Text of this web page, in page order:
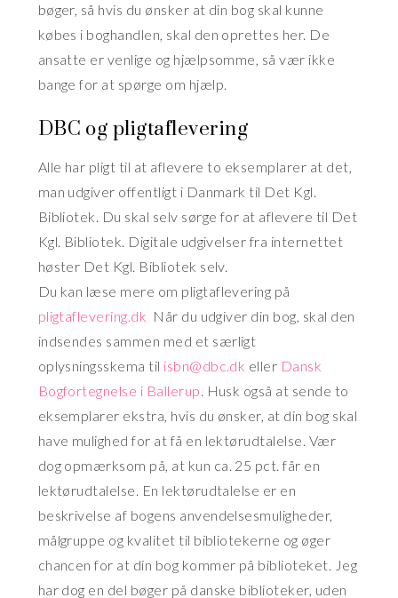
bøger, så hvis du ønsker at din bog skal kunne
købes i boghandlen, skal den oprettes her. De
ansatte er venlige og hjælpsomme, så vær ikke
bange for at spørge om hjælp.
DBC og pligtaflevering
Alle har pligt til at aflevere to eksemplarer at det,
man udgiver offentligt i Danmark til Det Kgl.
Bibliotek. Du skal selv sørge for at aflevere til Det
Kgl. Bibliotek. Digitale udgivelser fra internettet
høster Det Kgl. Bibliotek selv.
Du kan læse mere om pligtaflevering på
pligtaflevering.dk Når du udgiver din bog, skal den
indsendes sammen med et særligt
oplysningsskema til isbn@dbc.dk eller Dansk
Bogfortegnelse i Ballerup. Husk også at sende to
eksemplarer ekstra, hvis du ønsker, at din bog skal
have mulighed for at få en lektørudtalelse. Vær
dog opmærksom på, at kun ca. 25 pct. får en
lektørudtalelse. En lektørudtalelse er en
beskrivelse af bogens anvendelsesmuligheder,
målgruppe og kvalitet til bibliotekerne og øger
chancen for at din bog kommer på biblioteket. Jeg
har dog en del bøger på danske biblioteker, uden